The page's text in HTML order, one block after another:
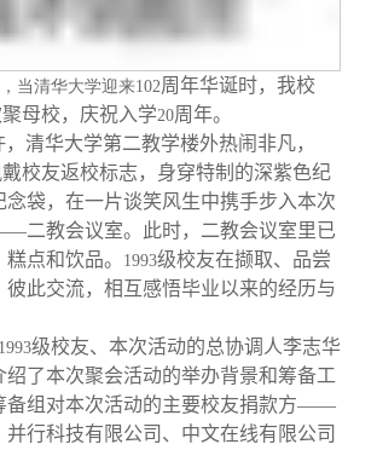
义工计划
新媒体平台
青春风采
校友文苑
校友讲坛
校友视界
信息化服务
三创大赛
实用信息
总会简介
会长致辞
总会章程
理事会名单
制度法规
联系我们
关闭
，当清华大学迎来102周年华诞时，我校
母校，庆祝入学20周年。
，清华大学第二教学楼外热闹非凡，
校友返校标志，身穿特制的深紫色纪
念袋，在一片谈笑风生中携手步入本次
二教会议室。此时，二教会议室里已
点和饮品。
1993级校友在撷取、品尝
彼此交流，相互感悟毕业以来的经历与
1993级校友、本次活动的总协调人李志华
绍了本次聚会活动的举办背景和筹备工
备组对本次活动的主要校友捐款方——
并行科技有限公司、中文在线有限公司